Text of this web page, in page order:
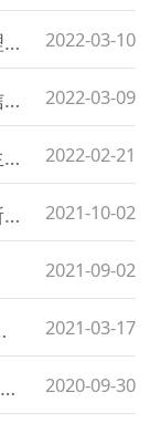
2022-03-10
2022-03-09
2022-02-21
2021-10-02
2021-09-02
2021-03-17
2020-09-30